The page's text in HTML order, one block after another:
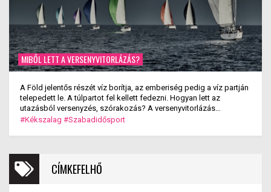
MIBŐL LETT A VERSENYVITORLÁZÁS?
A Föld jelentős részét víz borítja, az emberiség pedig a víz partján
telepedett le. A túlpartot fel kellett fedezni. Hogyan lett az
utazásból versenyzés, szórakozás? A versenyvitorlázás
kialakulása.
#Kékszalag #Szabadidősport
CÍMKEFELHŐ